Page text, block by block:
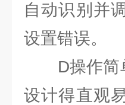
自动识别并
设置错误。
D操作简单
设计得直观